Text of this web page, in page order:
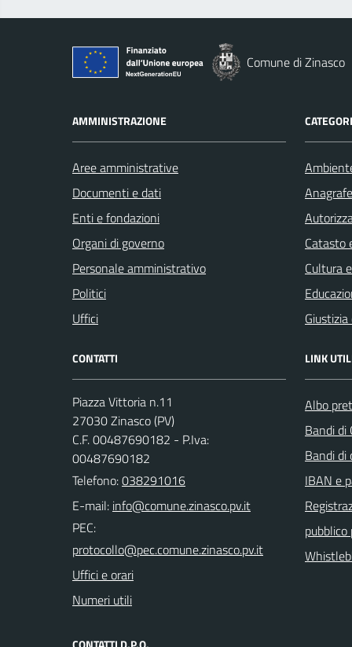
Comune di Zinasco
AMMINISTRAZIONE
Aree amministrative
Documenti e dati
Enti e fondazioni
Organi di governo
Personale amministrativo
Politici
Uffici
Catasto
Cultura
CONTATTI
Piazza Vittoria n.11
27030 Zinasco (PV)
C.F. 00487690182 - P.Iva:
00487690182
Telefono:038291016
E-mail:
PEC:
Uffici e orari
Numeri utili
LINK
Albo
Bandi di
Bandi di
IBAN e